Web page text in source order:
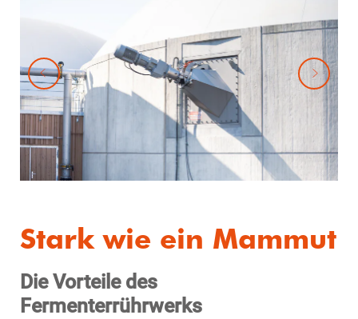
Stark wie ein Mammut
Die Vorteile des
Fermenterrührwerks